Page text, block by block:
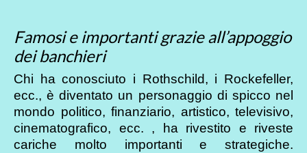
Famosi e importanti grazie all’appoggio
dei banchieri
Chi ha conosciuto i Rothschild, i Rockefeller,
ecc., è diventato un personaggio di spicco nel
mondo politico, finanziario, artistico, televisivo,
cinematografico, ecc. , ha rivestito e riveste
cariche molto importanti e strategiche.